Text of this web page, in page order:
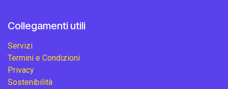
Collegamenti utili
Servizi
Termini e Condizioni
Privacy
Sostenibilità